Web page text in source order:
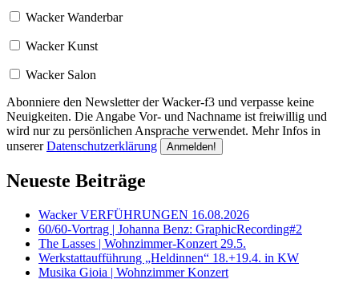
Wacker Wanderbar
Wacker Kunst
Wacker Salon
Abonniere den Newsletter der Wacker-f3 und verpasse keine
Neuigkeiten. Die Angabe Vor- und Nachname ist freiwillig und
wird nur zu persönlichen Ansprache verwendet. Mehr Infos in
unsererDatenschutzerklärung
Neueste Beiträge
Wacker VERFÜHRUNGEN 16.08.2026
60/60-Vortrag | Johanna Benz: GraphicRecording#2
The Lasses | Wohnzimmer-Konzert 29.5.
Werkstattaufführung „Heldinnen“ 18.+19.4. in KW
Musika Gioia | Wohnzimmer Konzert